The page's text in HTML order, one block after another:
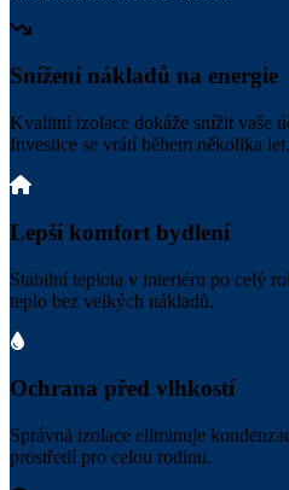
Snížení nákladů na energie
Kvalitní izolace dokáže snížit vaše
Investice se vrátí během několika let.
Lepší komfort bydlení
Stabilní teplota v interiéru po celý
teplo bez velkých nákladů.
Ochrana před vlhkostí
Správná izolace eliminuje
prostředí pro celou rodinu.